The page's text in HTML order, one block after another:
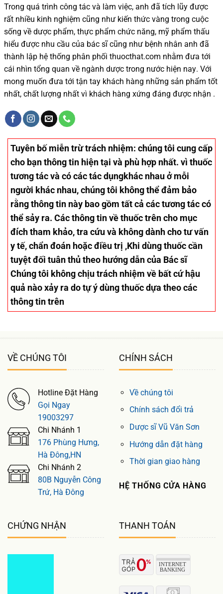
Trong quá trình công tác và làm việc, anh đã tích lũy được
rất nhiều kinh nghiệm cũng như kiến thức vàng trong cuộc
sống về dược phẩm, thực phẩm chức năng, mỹ phẩm thấu
hiểu được nhu cầu của bác sĩcũng như bệnh nhân anh đã
thành lập hệ thống phân phối thuocthat.com nhằm đưa tới
cái nhìn tổng quan về ngành dược trong nước hiện nay. Với
mong muốn đưa tới tận tay khách hàng những sản phẩm tốt
nhất, chất lượng nhất vì khách hàng xứng đáng được nhận .
Tuyên bố miễn trừ trách nhiệm: chúng tôi cung cấp
cho bạn thông tin hiện tại và phù hợp nhất. vì thuốc
tương tác và có các tác dụngkhác nhau ở mỗi
người khác nhau, chúng tôi không thể đảm bảo
rằng thông tin này bao gồm tất cả các tương tác có
thể sảy ra. Các thông tin về thuốc trên cho mục
đích tham khảo, tra cứu và không dành cho tư vấn
y tế, chẩn đoán hoặc điều trị ,Khi dùng thuốc cần
tuyệt đối tuân thủ theo hướng dẫn của Bác sĩ
Chúng tôi không chịu trách nhiệm về bất cứ hậu
quả nào xảy ra do tự ý dùng thuốc dựa theo các
thông tin trên
VỀ CHÚNG TÔI
Hotline Đặt Hàng
Gọi Ngay
19003297
Chi Nhánh 1
176 Phùng Hưng,
Hà Đông,HN
Chi Nhánh 2
80B Nguyễn Công
Trứ, Hà Đông
CHÍNH SÁCH
Về chúng tôi
Chính sách đổi trả
Dược sĩ Vũ Văn Sơn
Hướng dẫn đặt hàng
Thời gian giao hàng
HỆ THỐNG CỬA HÀNG
CHỨNG NHẬN THANH TOÁN